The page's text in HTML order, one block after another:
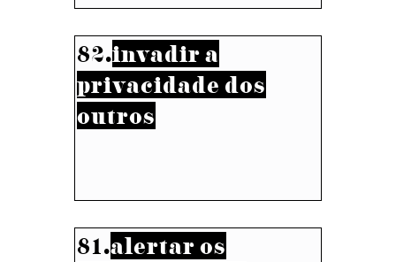
82.invadir a
privacidade dos
outros
81.alertar os